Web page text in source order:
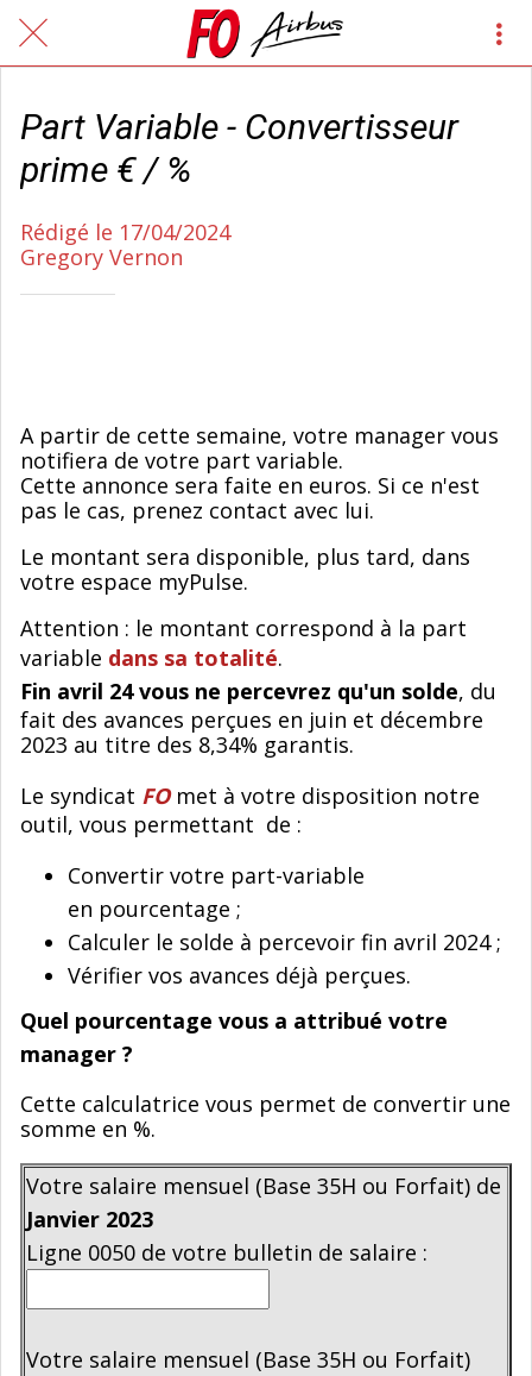
Part Variable - Convertisseur
prime € / %
Rédigé le 17/04/2024
Gregory Vernon
A partir de cette semaine, votre manager vous
notifiera de votre part variable.
Cette annonce sera faite en euros. Si ce n'est
pas le cas, prenez contact avec lui.
Le montant sera disponible, plus tard, dans
votre espace myPulse.
Attention : le montant correspond à la part
variable dans sa totalité.
Fin avril 24 vous ne percevrez qu'un solde, du
fait des avances perçues en juin et décembre
2023 au titre des 8,34% garantis.
Le syndicat FOmet à votre disposition notre
outil, vous permettant de :
Convertir votre part-variable
en pourcentage ;
Calculer le solde à percevoir fin avril 2024 ;
Vérifier vos avances déjà perçues.
Quel pourcentage vous a attribué votre
manager ?
Cette calculatrice vous permet de convertir une
somme en %.
Votre salaire mensuel (Base 35H ou Forfait) de
Janvier 2023
Ligne 0050 de votre bulletin de salaire :
Votre salaire mensuel (Base 35H ou Forfait)